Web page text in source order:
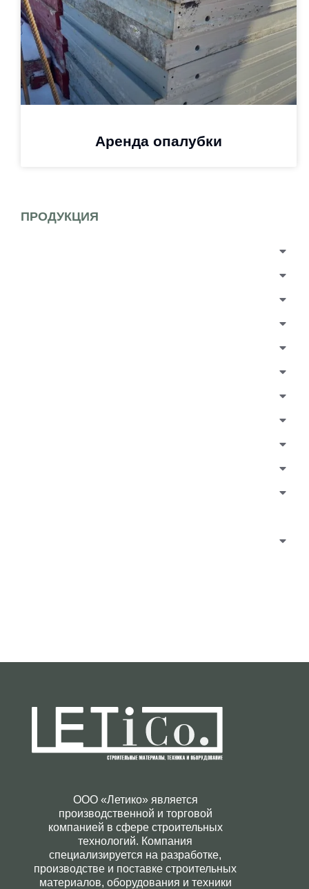
Аренда опалубки
ПРОДУКЦИЯ
ООО «Летико» является
производственной и торговой
компанией в сфере строительных
технологий. Компания
специализируется на разработке,
производстве и поставке строительных
материалов, оборудования и техники